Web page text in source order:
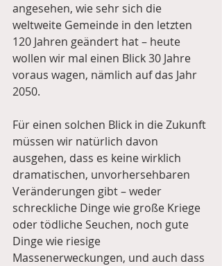
angesehen, wie sehr sich die
weltweite Gemeinde in den letzten
120 Jahren geändert hat – heute
wollen wir mal einen Blick 30 Jahre
voraus wagen, nämlich auf das Jahr
2050.
Für einen solchen Blick in die Zukunft
müssen wir natürlich davon
ausgehen, dass es keine wirklich
dramatischen, unvorhersehbaren
Veränderungen gibt – weder
schreckliche Dinge wie große Kriege
oder tödliche Seuchen, noch gute
Dinge wie riesige
Massenerweckungen, und auch dass